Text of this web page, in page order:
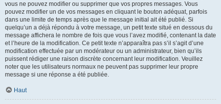
vous ne pouvez modifier ou supprimer que vos propres messages. Vous
pouvez modifier un de vos messages en cliquant le bouton adéquat, parfois
dans une limite de temps après que le message initial ait été publié. Si
quelqu’un a déjà répondu à votre message, un petit texte situé en dessous du
message affichera le nombre de fois que vous l’avez modifié, contenant la date
et l’heure de la modification. Ce petit texte n’apparaîtra pas s’il s’agit d’une
modification effectuée par un modérateur ou un administrateur, bien qu’ils
puissent rédiger une raison discrète concernant leur modification. Veuillez
noter que les utilisateurs normaux ne peuvent pas supprimer leur propre
message si une réponse a été publiée.
Haut